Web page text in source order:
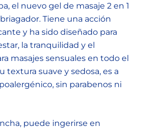
el nuevo gel de masaje 2 en 1
Tiene una acción
y ha sido diseñado para
la tranquilidad y el
masajes sensuales en todo el
textura suave y sedosa, es a
sin parabenos ni
puede ingerirse en